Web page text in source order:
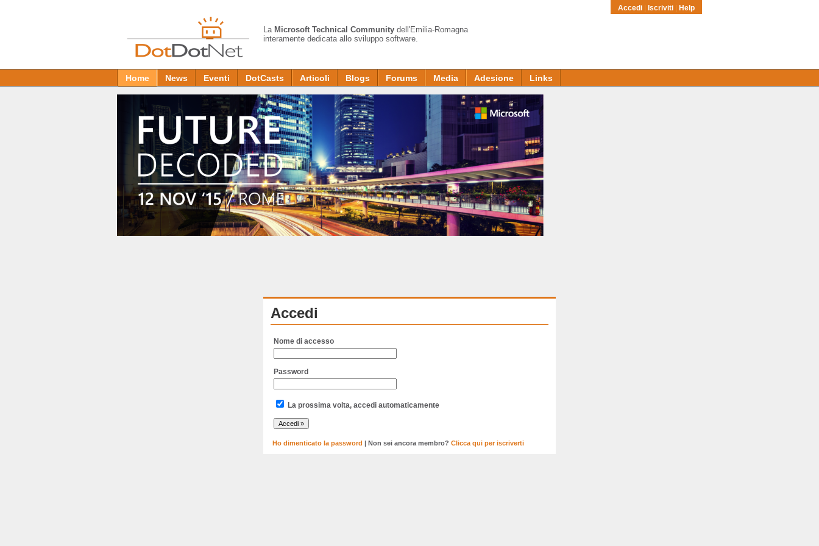
La Microsoft Technical Community dell'Emilia-Romagna
interamente dedicata allo sviluppo software.
Accedi Iscriviti Help
Home News Eventi DotCasts Articoli Blogs Forums Media Adesione Links
Accedi
Nome di accesso
Password
La prossima volta, accedi automaticamente
Ho dimenticato la password | Non sei ancora membro? Clicca qui per iscriverti